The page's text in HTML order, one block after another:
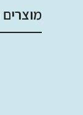
מוצרים